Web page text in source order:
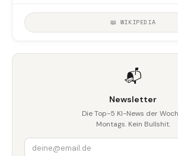
📖 WIKIPEDIA
📬
Newsletter
Die Top-5 KI-News der
Montags. Kein Bullshit.